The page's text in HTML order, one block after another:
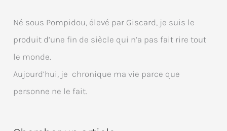
Né sous Pompidou, élevé par Giscard, je suis le
produit d’une fin de siècle qui n’a pas fait rire tout
le monde.
Aujourd’hui, je chronique ma vie parce que
personne ne le fait.